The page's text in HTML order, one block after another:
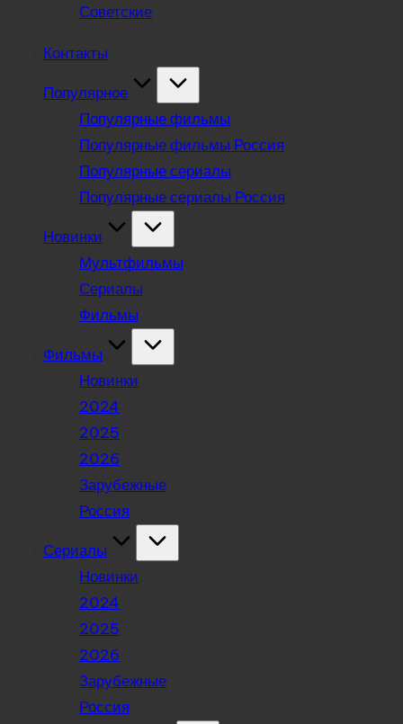
Советские
Контакты
Популярное
Популярные фильмы
Популярные фильмы Россия
Популярные сериалы
Популярные сериалы Россия
Новинки
Мультфильмы
Сериалы
Фильмы
Фильмы
Новинки
2024
2025
2026
Зарубежные
Россия
Сериалы
Новинки
2024
2025
2026
Зарубежные
Россия